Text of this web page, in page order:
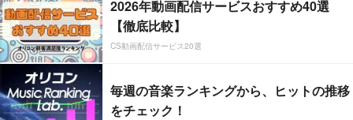
2026年動画配信サービスおすすめ40選
【徹底比較】
CS動画配信サービス20選
毎週の音楽ランキングから、ヒットの推移
をチェック！